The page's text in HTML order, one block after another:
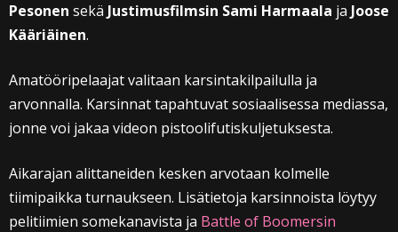
Pesonen sekä Justimusfilmsin Sami Harmaala ja Joose
Kääriäinen.
Amatööripelaajat valitaan karsintakilpailulla ja
arvonnalla. Karsinnat tapahtuvat sosiaalisessa mediassa,
jonne voi jakaa videon pistoolifutiskuljetuksesta.
Aikarajan alittaneiden kesken arvotaan kolmelle
tiimipaikka turnaukseen. Lisätietoja karsinnoista löytyy
pelitiimien somekanavista ja Battle of Boomersin